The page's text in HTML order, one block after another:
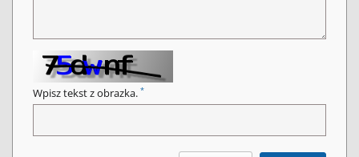
Wpisz tekst z obrazka. *